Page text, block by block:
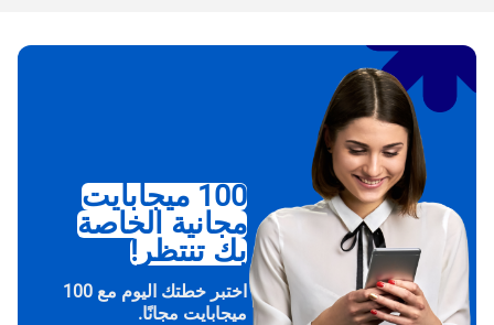
100 ميجابايت
مجانية الخاصة
بك تنتظر!
اختبر خطتك اليوم مع 100
ميجابايت مجانًا.